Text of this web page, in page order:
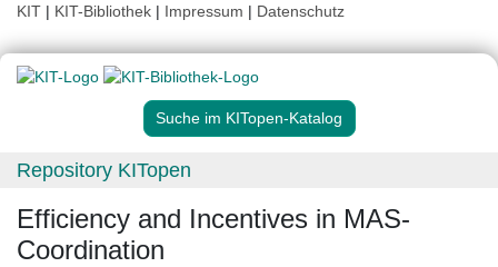
KIT | KIT-Bibliothek | Impressum | Datenschutz
Suche im KITopen-Katalog
Repository KITopen
Efficiency and Incentives in MAS-
Coordination